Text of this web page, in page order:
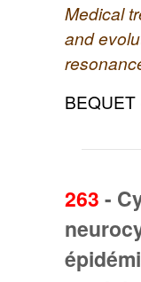
Medical
and
BEQUET
263 -